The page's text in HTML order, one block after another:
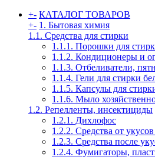
+- КАТАЛОГ ТОВАРОВ
+- 1. Бытовая химия
1.1. Средства для стирки
1.1.1. Порошки для
1.1.2. Кондиционеры и
1.1.3. Отбеливатели,
1.1.4. Гели для стирки
1.1.5. Капсулы для
1.1.6. Мыло
1.2. Репелленты, инсектициды
1.2.1. Дихлофос
1.2.2. Средства от
1.2.3. Средства после
1.2.4. Фумигаторы,